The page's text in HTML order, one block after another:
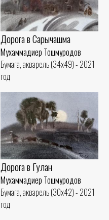
Дорога в Сарычашма
Мухаммадиер Тошмуродов
Бумага, акварель (34x49) - 2021
год
Дорога в Гулан
Мухаммадиер Тошмуродов
Бумага, акварель (30x42) - 2021
год